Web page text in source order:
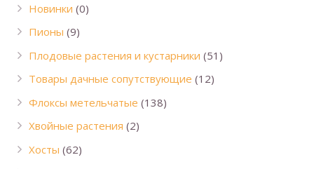
Новинки (0)
Пионы (9)
Плодовые растения и кустарники (51)
Товары дачные сопутствующие (12)
Флоксы метельчатые (138)
Хвойные растения (2)
Хосты (62)